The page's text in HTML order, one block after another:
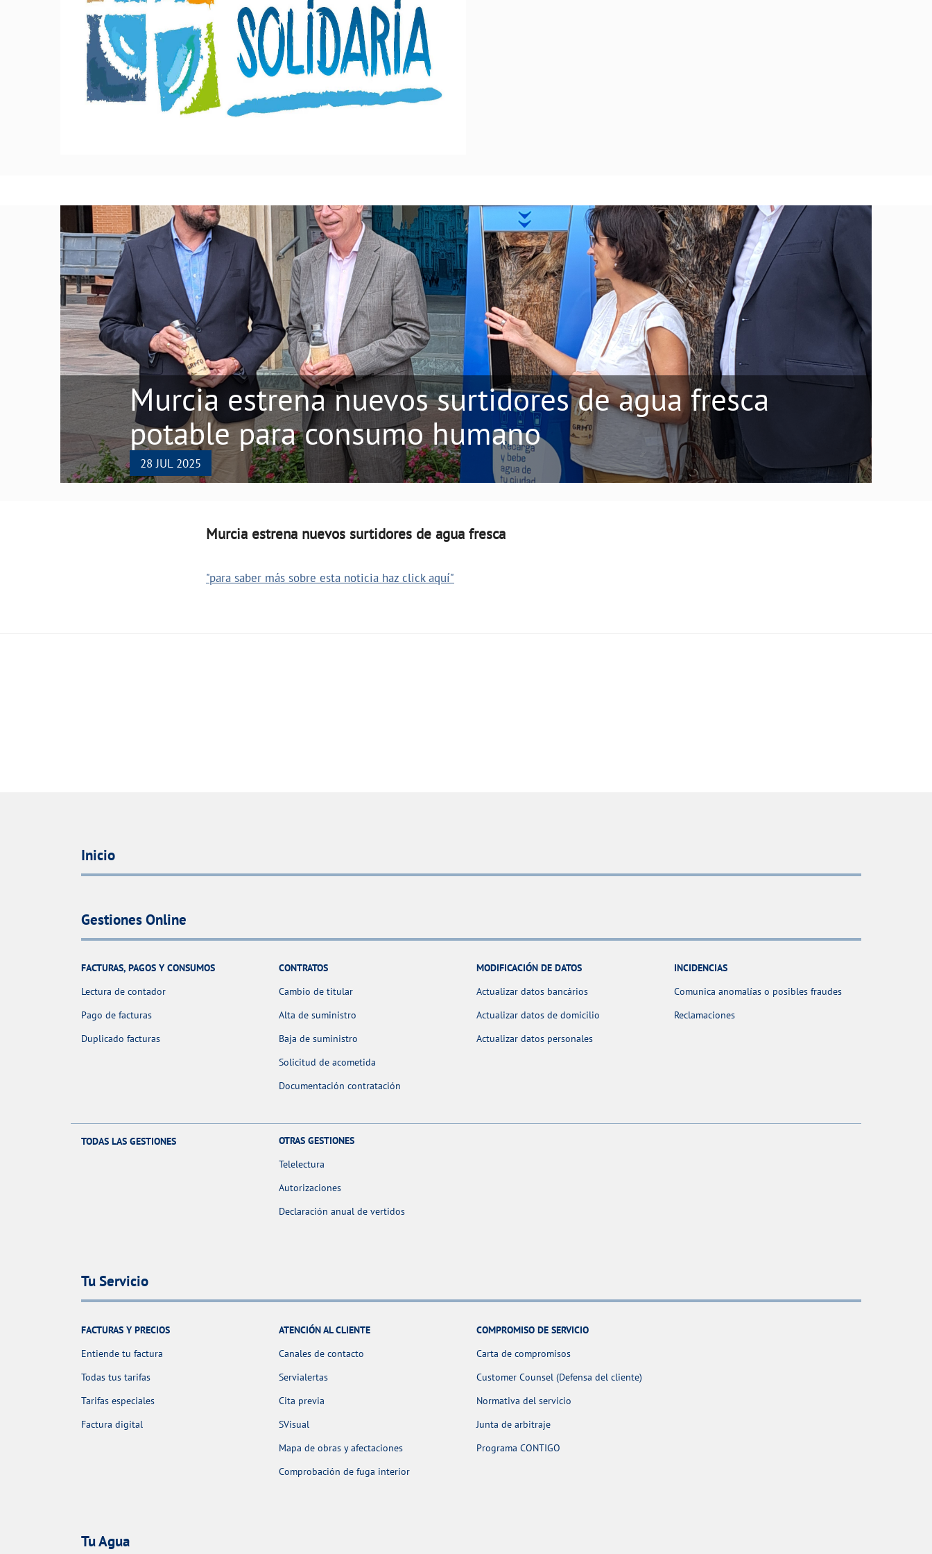
Murcia estrena nuevos surtidores de agua fresca potable para consumo humano
Murcia estrena nuevos surtidores de agua fresca
potable para consumo humano
28 JUL 2025
Murcia estrena nuevos surtidores de agua fresca
"para saber más sobre esta noticia haz click aquí"
Inicio
Gestiones Online
FACTURAS, PAGOS Y CONSUMOS
Lectura de contador
Pago de facturas
Duplicado facturas
CONTRATOS
Cambio de titular
Alta de suministro
Baja de suministro
Solicitud de acometida
Documentación contratación
MODIFICACIÓN DE DATOS
Actualizar datos bancários
Actualizar datos de domicilio
Actualizar datos personales
INCIDENCIAS
Comunica anomalías o posibles fraudes
Reclamaciones
TODAS LAS GESTIONES
OTRAS GESTIONES
Telelectura
Autorizaciones
Declaración anual de vertidos
Tu Servicio
FACTURAS Y PRECIOS
Entiende tu factura
Todas tus tarifas
Tarifas especiales
Factura digital
ATENCIÓN AL CLIENTE
Canales de contacto
Servialertas
Cita previa
SVisual
Mapa de obras y afectaciones
Comprobación de fuga interior
COMPROMISO DE SERVICIO
Carta de compromisos
Customer Counsel (Defensa del cliente)
Normativa del servicio
Junta de arbitraje
Programa CONTIGO
Tu Agua